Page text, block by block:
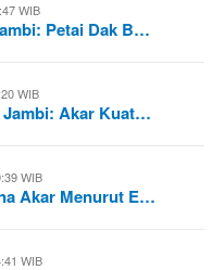
WIB
Petai Dak B…
WIB
Jambi: Akar Kuat…
WIB
Akar Menurut E…
WIB